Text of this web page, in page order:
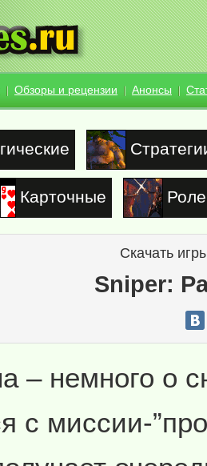
Обзоры и рецензии Анонсы
Карточные
Скачать
Sniper:
– немного о
с миссии-